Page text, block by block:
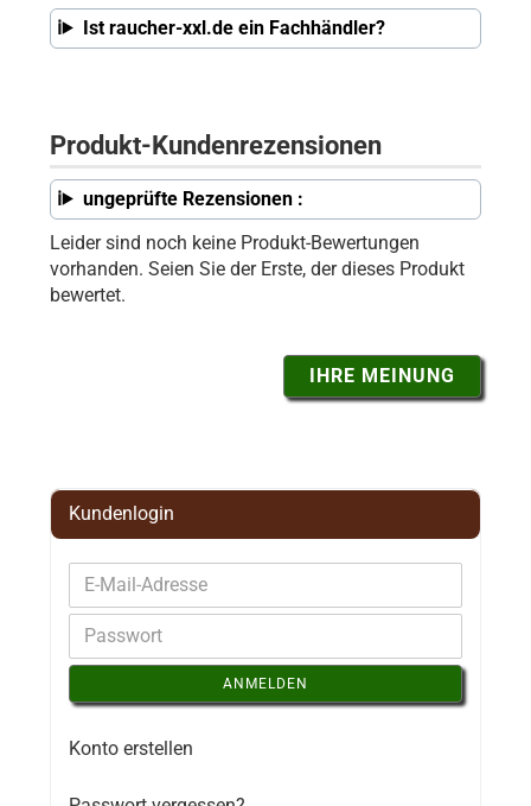
Ist raucher-xxl.de ein Fachhändler?
Produkt-Kundenrezensionen
ungeprüfte Rezensionen :
Leider sind noch keine Produkt-Bewertungen
vorhanden. Seien Sie der Erste, der dieses Produkt
bewertet.
IHRE MEINUNG
Kundenlogin
ANMELDEN
Konto erstellen